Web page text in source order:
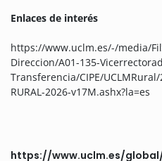
Enlaces de interés
https://www.uclm.es/-/media/
Direccion/A01-135-
Transferencia/CIPE/
RURAL-2026-v17M.ashx?la=es